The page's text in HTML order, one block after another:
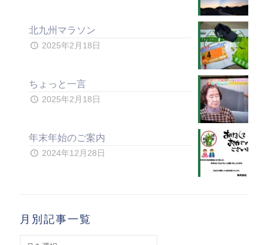
北九州マラソン
2025年2月18日
ちょっと一言
2025年2月18日
年末年始のご案内
2024年12月28日
月別記事一覧